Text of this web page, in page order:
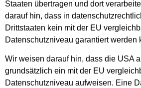
Staaten übertragen und dort
darauf hin, dass in
Drittstaaten kein mit der EU
Datenschutzniveau garantiert werden
Wir weisen darauf hin, dass die USA
grundsätzlich ein mit der EU
Datenschutzniveau aufweisen. Eine